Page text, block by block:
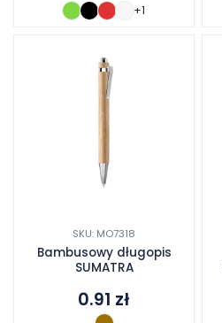
+1
SKU: MO7318
Bambusowy długopis
SUMATRA
0.91 zł